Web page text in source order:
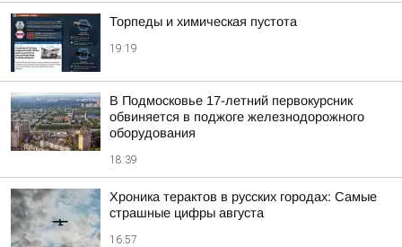
Торпеды и химическая пустота
19:19
В Подмосковье 17-летний первокурсник
обвиняется в поджоге железнодорожного
оборудования
18:39
Хроника терактов в русских городах: Самые
страшные цифры августа
16:57